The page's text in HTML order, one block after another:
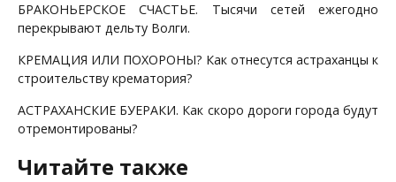
БРАКОНЬЕРСКОЕ СЧАСТЬЕ. Тысячи сетей ежегодно
перекрывают дельту Волги.
КРЕМАЦИЯ ИЛИ ПОХОРОНЫ? Как отнесутся астраханцы к
строительству крематория?
АСТРАХАНСКИЕ БУЕРАКИ. Как скоро дороги города будут
отремонтированы?
Читайте также